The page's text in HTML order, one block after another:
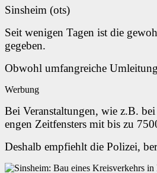
Sinsheim (ots)
Seit wenigen Tagen ist die
gegeben.
Obwohl umfangreiche
Werbung
Bei Veranstaltungen, wie z.B.
engen Zeitfensters mit bis zu
Deshalb empfiehlt die Polizei,